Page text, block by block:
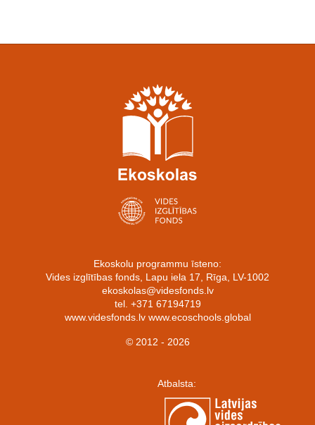
Ekoskolu programmu īsteno:
Vides izglītības fonds, Lapu iela 17, Rīga, LV-1002
ekoskolas@videsfonds.lv
tel. +371 67194719
www.videsfonds.lv www.ecoschools.global
© 2012 - 2026
Atbalsta: